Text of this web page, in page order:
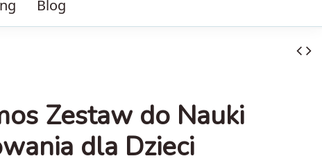
Blog
Zestaw do Nauki
dla Dzieci